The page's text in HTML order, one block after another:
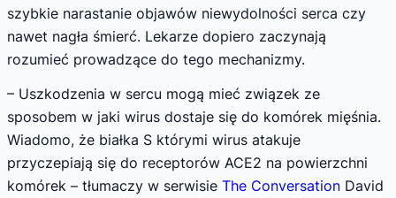
szybkie narastanie objawów niewydolności serca czy
nawet nagła śmierć. Lekarze dopiero zaczynają
rozumieć prowadzące do tego mechanizmy.
– Uszkodzenia w sercu mogą mieć związek ze
sposobem w jaki wirus dostaje się do komórek mięśnia.
Wiadomo, że białka S którymi wirus atakuje
przyczepiają się do receptorów ACE2 na powierzchni
komórek – tłumaczy w serwisie The Conversation David